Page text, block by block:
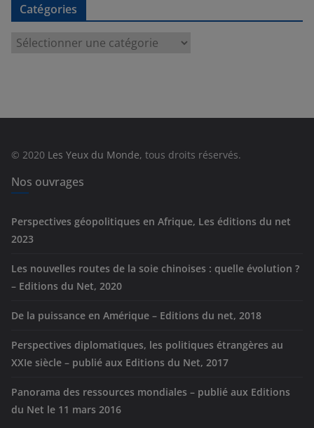
Catégories
e
s
© 2020 Les Yeux du Monde, tous droits réservés.
Nos ouvrages
Perspectives géopolitiques en Afrique, Les éditions du net
2023
Les nouvelles routes de la soie chinoises : quelle évolution ?
– Editions du Net, 2020
De la puissance en Amérique – Editions du net, 2018
Perspectives diplomatiques, les politiques étrangères au
XXIe siècle – publié aux Editions du Net, 2017
Panorama des ressources mondiales – publié aux Editions
du Net le 11 mars 2016